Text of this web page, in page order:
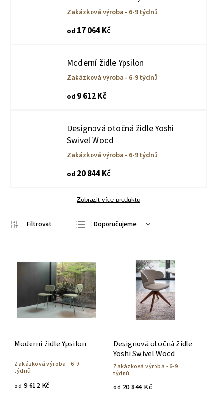
barové stoličky, které doplňují prostor o
další úroveň variability. Každý model pracuje
s proporcí, tvarem a materiálem tak, aby
Zakázková výroba - 6-9 týdnů
od 17 064 Kč
Moderní židle Ypsilon
Zakázková výroba - 6-9 týdnů
od 9 612 Kč
Designová otočná židle Yoshi
Swivel Wood
Zakázková výroba - 6-9 týdnů
od 20 844 Kč
Zobrazit více produktů
Doporučujeme
Nejprodávanější
Abecedně
Moderní židle Ypsilon
Zakázková výroba - 6-9
týdnů
od 9 612 Kč
Designová otočná židle
Yoshi Swivel Wood
Zakázková výroba - 6-9
týdnů
od 20 844 Kč